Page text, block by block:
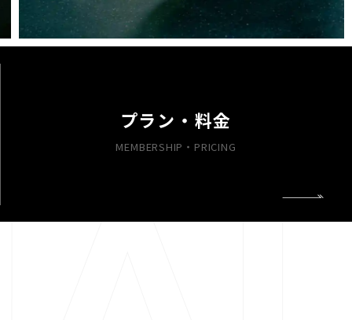
プラン・料金
MEMBERSHIP・PRICING